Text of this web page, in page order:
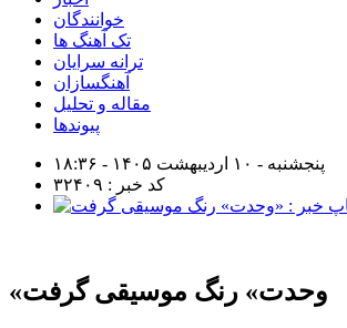
خوانندگان
تک آهنگ ها
ترانه سرایان
آهنگسازان
مقاله و تحلیل
پیوندها
پنجشنبه - ۱۰ اردیبهشت ۱۴۰۵ - ۱۸:۳۶
کد خبر : ۳۲۴۰۹
«وحدت» رنگ موسیقی گرفت